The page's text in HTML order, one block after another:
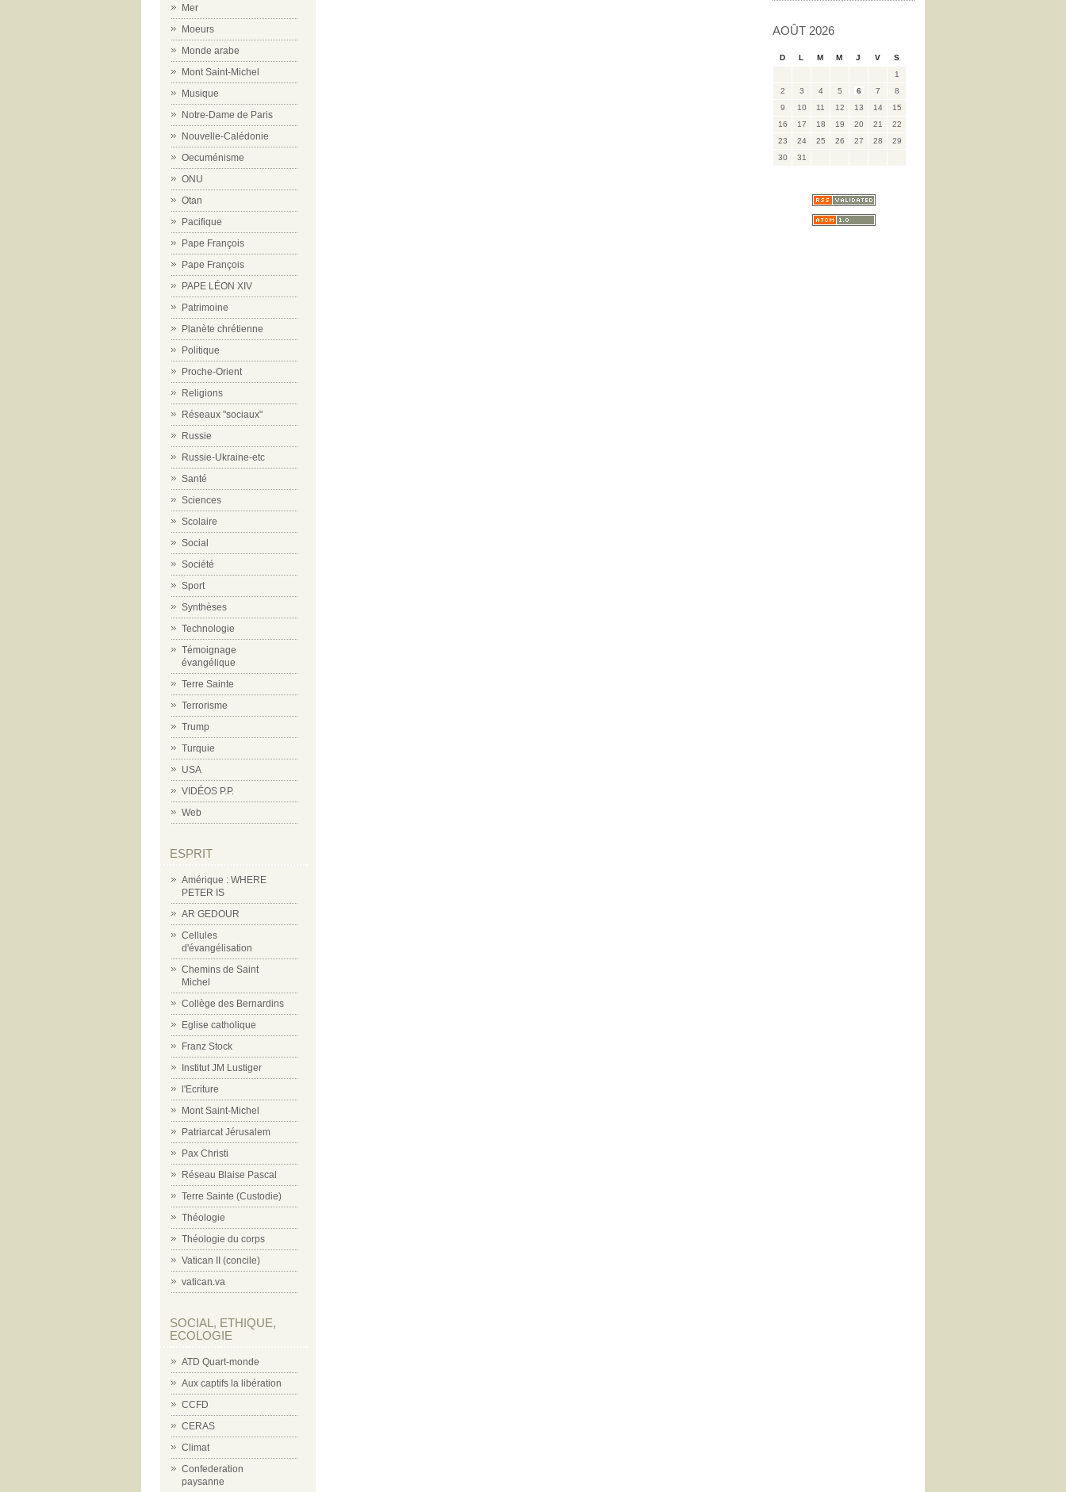
Mer
Moeurs
Monde arabe
Mont Saint-Michel
Musique
Notre-Dame de Paris
Nouvelle-Calédonie
Oecuménisme
ONU
Otan
Pacifique
Pape François
Pape François
PAPE LÉON XIV
Patrimoine
Planète chrétienne
Politique
Proche-Orient
Religions
Réseaux "sociaux"
Russie
Russie-Ukraine-etc
Santé
Sciences
Scolaire
Social
Société
Sport
Synthèses
Technologie
Témoignage
évangélique
Terre Sainte
Terrorisme
Trump
Turquie
USA
VIDÉOS P.P.
Web
ESPRIT
Amérique : WHERE
PETER IS
AR GEDOUR
Cellules
d'évangélisation
Chemins de Saint
Michel
Collège des Bernardins
Eglise catholique
Franz Stock
Institut JM Lustiger
l'Ecriture
Mont Saint-Michel
Patriarcat Jérusalem
Pax Christi
Réseau Blaise Pascal
Terre Sainte (Custodie)
Théologie
Théologie du corps
Vatican II (concile)
vatican.va
SOCIAL, ETHIQUE,
ECOLOGIE
ATD Quart-monde
Aux captifs la libération
CCFD
CERAS
Climat
Confederation
paysanne
AOÛT 2026
D L M M J V
S
1
2
3 4 5 6 7
8
9
10 11 12 13 14
15
16
17 18 19 20 21
22
23
24 25 26 27 28
29
30
31